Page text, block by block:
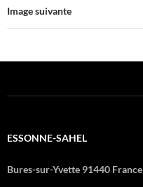
Image suivante
ESSONNE-SAHEL
Bures-sur-Yvette 91440 France